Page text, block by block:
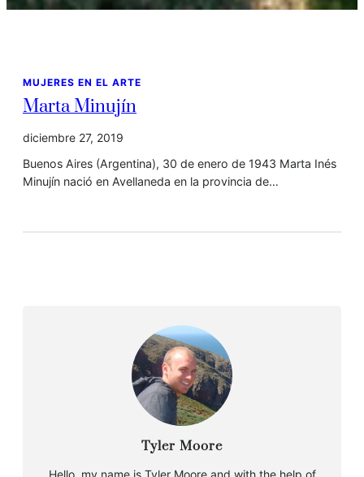
MUJERES EN EL ARTE
Marta Minujín
diciembre 27, 2019
Buenos Aires (Argentina), 30 de enero de 1943 Marta Inés
Minujín nació en Avellaneda en la provincia de…
Tyler Moore